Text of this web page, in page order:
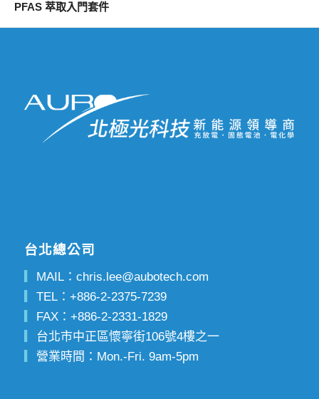
PFAS 萃取入門套件
台北總公司
MAIL： chris.lee@aubotech.com
TEL： +886-2-2375-7239
FAX： +886-2-2331-1829
台北市中正區懷寧街106號4樓之一
營業時間：Mon.-Fri. 9am-5pm